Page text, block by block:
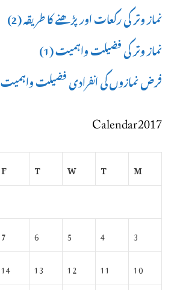
نماز وتر کی رکعات اور پڑھنے کا طریقہ (2)
نماز وتر کی فضیلت واہمیت (1)
فرض نمازوں کی انفرادی فضیلت واہمیت
Calendar 2017
M
T
W
T
F
3
4
5
6
7
10
11
12
13
14